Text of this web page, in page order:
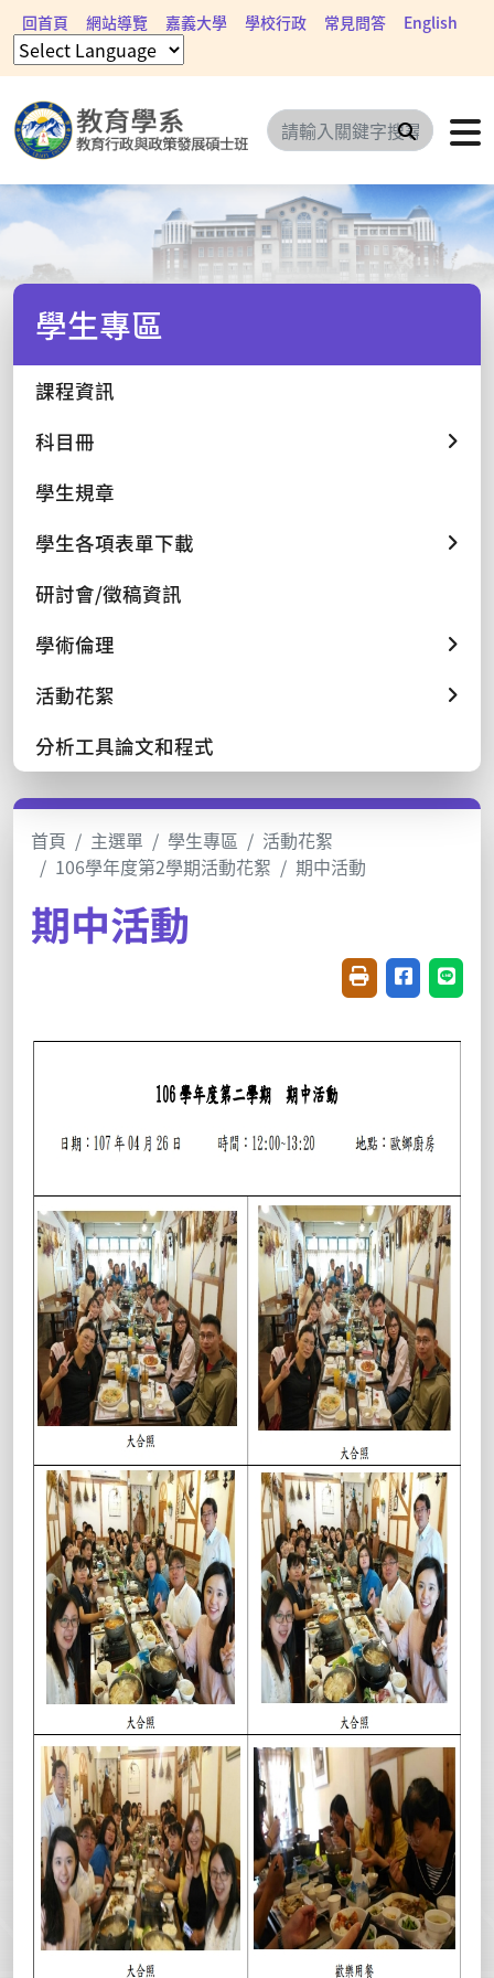
回首頁 網站導覽 嘉義大學 學校行政 常見問答 English
搜尋
學生專區
課程資訊
科目冊
學生規章
學生各項表單下載
研討會/徵稿資訊
學術倫理
活動花絮
分析工具論文和程式
首頁 主選單 學生專區
活動花絮
106學年度第2學期活動花絮
期中活動
期中活動
友善列印(開新視
分享至臉書
分享